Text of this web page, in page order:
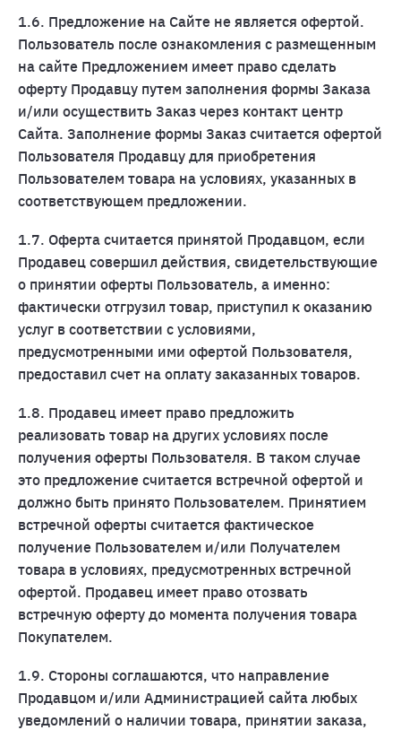
1.6. Предложение на Сайте не является офертой.
Пользователь после ознакомления с размещенным
на сайте Предложением имеет право сделать
оферту Продавцу путем заполнения формы Заказа
и/или осуществить Заказ через контакт центр
Сайта. Заполнение формы Заказ считается офертой
Пользователя Продавцу для приобретения
Пользователем товара на условиях, указанных в
соответствующем предложении.
1.7. Оферта считается принятой Продавцом, если
Продавец совершил действия, свидетельствующие
о принятии оферты Пользователь, а именно:
фактически отгрузил товар, приступил к оказанию
услуг в соответствии с условиями,
предусмотренными ими офертой Пользователя,
предоставил счет на оплату заказанных товаров.
1.8. Продавец имеет право предложить
реализовать товар на других условиях после
получения оферты Пользователя. В таком случае
это предложение считается встречной офертой и
должно быть принято Пользователем. Принятием
встречной оферты считается фактическое
получение Пользователем и/или Получателем
товара в условиях, предусмотренных встречной
офертой. Продавец имеет право отозвать
встречную оферту до момента получения товара
Покупателем.
1.9. Стороны соглашаются, что направление
Продавцом и/или Администрацией сайта любых
уведомлений о наличии товара, принятии заказа,